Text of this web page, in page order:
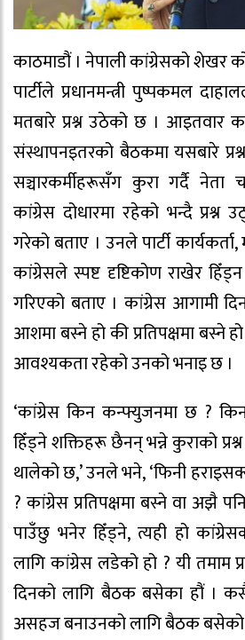
काठमाडौं । नेपाली कांग्रेसको शेखर
पार्टीले प्रधानमन्त्री पुष्पकमल
मतबारे प्रश्न उठेको छ । आइतवार
संस्थापनइतरको बैठकमा यसबारे
सञ्चारकर्मीहरूसँग कुरा गर्दै नेता
कांग्रेस दोधारमा रहेको भन्दै
गरेको बताए । उनले पार्टी
कांग्रेसले स्पष्ट दृष्टिकोण राखेर
गरिएको बताए । कांग्रेस आगामी
आशमा बस्ने हो की प्रतिपक्षमा बस्ने हो
आवश्यकता रहेको उनको भनाइ छ ।
‘कांग्रेस किन कन्फ्युजनमा छ ? किन
हिँड्ने शक्तिहरू छैनन् भन्ने कुराको
थालेको छ,’ उनले भने, ‘फिनी
? कांग्रेस प्रतिपक्षमा बस्ने वा अझै
पाउँछु भनेर हिँड्ने, त्यही हो
लागि कांग्रेस लडेको हो ? यी तमाम
दिनको लागि बैठक बसेका हौं ।
असहज बनाउनको लागि बैठक बसेको